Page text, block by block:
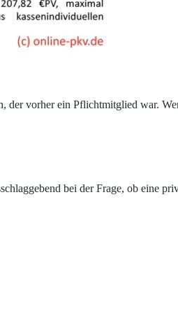
der vorher ein Pflichtmitglied war.
bei der Frage, ob eine